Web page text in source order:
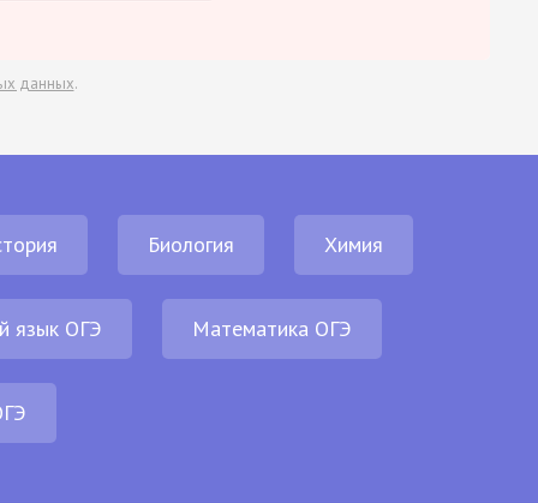
данных.
Биология Химия
язык ОГЭ Математика ОГЭ